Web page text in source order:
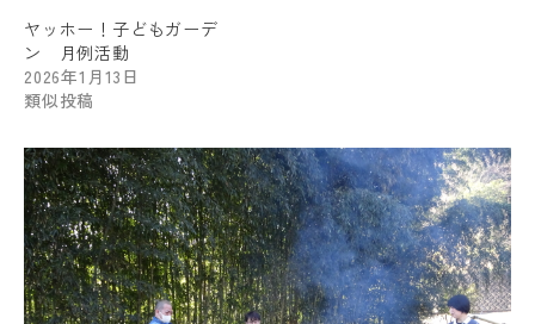
ヤッホー！子どもガーデ
ン 月例活動
2026年1月13日
類似投稿